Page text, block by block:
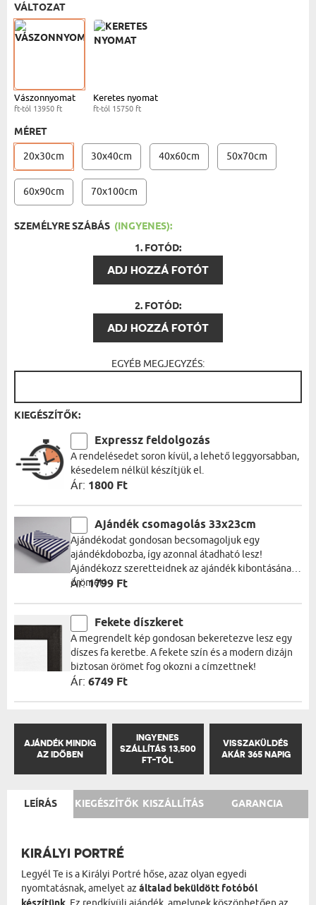
VÁLTOZAT
Vászonnyomat
ft-tól 13950 ft
Keretes nyomat
ft-tól 15750 ft
MÉRET
20x30cm 30x40cm 40x60cm 50x70cm
60x90cm 70x100cm
SZEMÉLYRE SZÁBÁS (INGYENES):
1. FOTÓD:
ADJ HOZZÁ FOTÓT
2. FOTÓD:
ADJ HOZZÁ FOTÓT
EGYÉB MEGJEGYZÉS:
KIEGÉSZÍTŐK:
Expressz feldolgozás
A rendelésedet soron kívül, a lehető leggyorsabban,
késedelem nélkül készítjük el.
Ár: 1800 Ft
Ajándék csomagolás 33x23cm
Ajándékodat gondosan becsomagoljuk egy
ajándékdobozba, így azonnal átadható lesz!
Ajándékozz szeretteidnek az ajándék kibontásának
örömét!
Ár:1799 Ft
Fekete díszkeret
A megrendelt kép gondosan bekeretezve lesz egy
díszes fa keretbe. A fekete szín és a modern dizájn
biztosan örömet fog okozni a címzettnek!
Ár: 6749 Ft
AJÁNDÉK MINDIG
AZ IDŐBEN
INGYENES
SZÁLLÍTÁS 13,500
FT-TÓL
VISSZAKÜLDÉS
AKÁR 365 NAPIG
LEÍRÁS KIEGÉSZÍTŐK KISZÁLLÍTÁS GARANCIA
KIRÁLYI PORTRÉ
Legyél Te is a Királyi Portré hőse, azaz olyan egyedi
nyomtatásnak, amelyet az általad beküldött fotóból